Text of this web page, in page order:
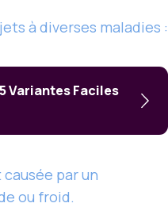
à diverses maladies :
Variantes Faciles
causée par un
ou froid.